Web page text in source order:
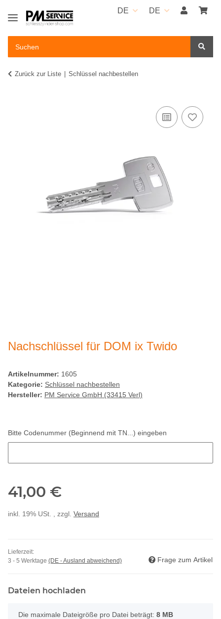
DE DE
Zurück zur Liste Schlüssel nachbestellen
Nachschlüssel für DOM ix Twido
Artikelnummer: 1605
Kategorie: Schlüssel nachbestellen
Hersteller: PM Service GmbH (33415 Verl)
Bitte Codenummer (Beginnend mit TN...) eingeben
41,00 €
inkl. 19% USt. , zzgl. Versand
Lieferzeit:
3 - 5 Werktage (DE - Ausland abweichend) Frage zum Artikel
Dateien hochladen
x
Die maximale Dateigröße pro Datei beträgt: 8 MB